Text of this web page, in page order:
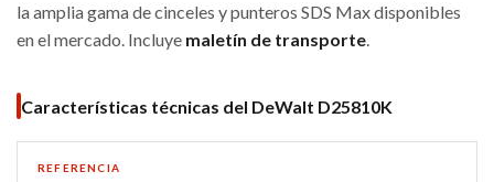
la amplia gama de cinceles y punteros SDS Max disponibles
en el mercado. Incluye maletín de transporte.
Características técnicas del DeWalt D25810K
REFERENCIA